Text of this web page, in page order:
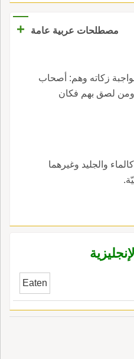
مصطلحات عربية عامة +
زكاته وهم‏:‏ أصحاب
ومن لصق بهم فكان
والجليد وغيرهما
Eaten